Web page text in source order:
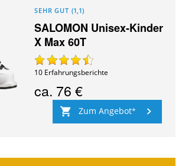
SEHR GUT (1,1)
SALOMON Unisex-Kinder
X Max 60T
10 Erfahrungsberichte
ca. 76 €
Zum Angebot